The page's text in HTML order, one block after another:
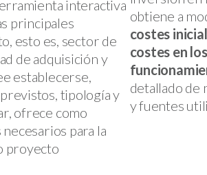
interactiva
principales
esto es, sector de
de adquisición y
establecerse,
tipología y
ofrece como
para la
proyecto
obtiene a
costes
costes en
detallado de
y fuentes